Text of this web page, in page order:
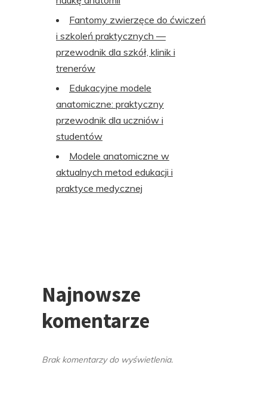
Fantomy zwierzęce do ćwiczeń
i szkoleń praktycznych —
przewodnik dla szkół, klinik i
trenerów
Edukacyjne modele
anatomiczne: praktyczny
przewodnik dla uczniów i
studentów
Modele anatomiczne w
aktualnych metod edukacji i
praktyce medycznej
Najnowsze
komentarze
Brak komentarzy do wyświetlenia.